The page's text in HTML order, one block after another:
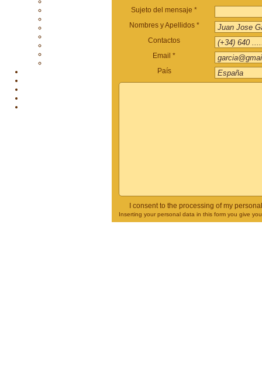
Sujeto del mensaje *
Nombres y Apellidos *
Contactos
Email *
País
I consent to the processing of my
Inserting your personal data in this form you give